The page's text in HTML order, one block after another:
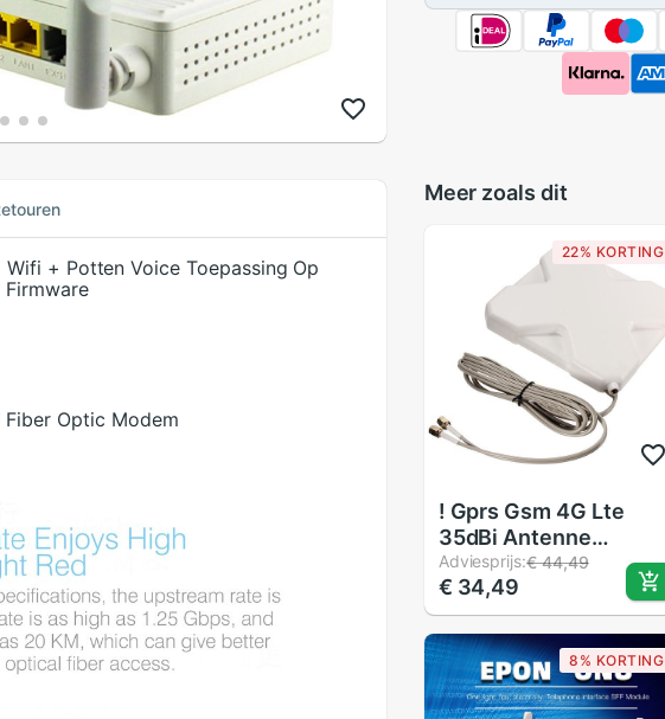
+ Potten Voice Toepassing Op
Fiber Optic Modem
Meer zoals dit
22% KORTING
! Gprs Gsm 4G Lte
35dBi Antenne
Booster Signaal Sma
Stekker 2M Kabel
Adviesprijs:€ 44,49
€ 34,49
8% KORTING